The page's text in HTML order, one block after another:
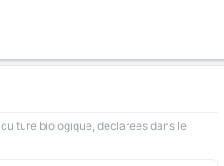
biologique, declarees dans le